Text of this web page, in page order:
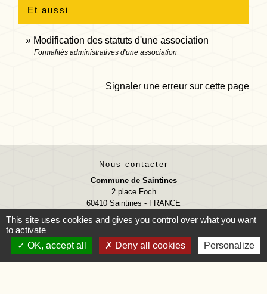
Et aussi
Modification des statuts d'une association
Formalités administratives d'une association
Signaler une erreur sur cette page
Nous contacter
Commune de Saintines
2 place Foch
60410 Saintines - FRANCE
+33 3 44 40 97 06
Accueil téléphonique
This site uses cookies and gives you control over what you want
to activate
OK, accept all
Deny all cookies Personalize